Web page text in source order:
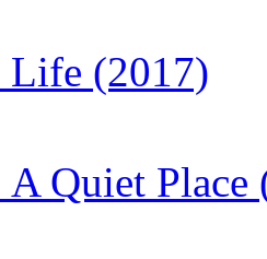
(2017)
Quiet Place